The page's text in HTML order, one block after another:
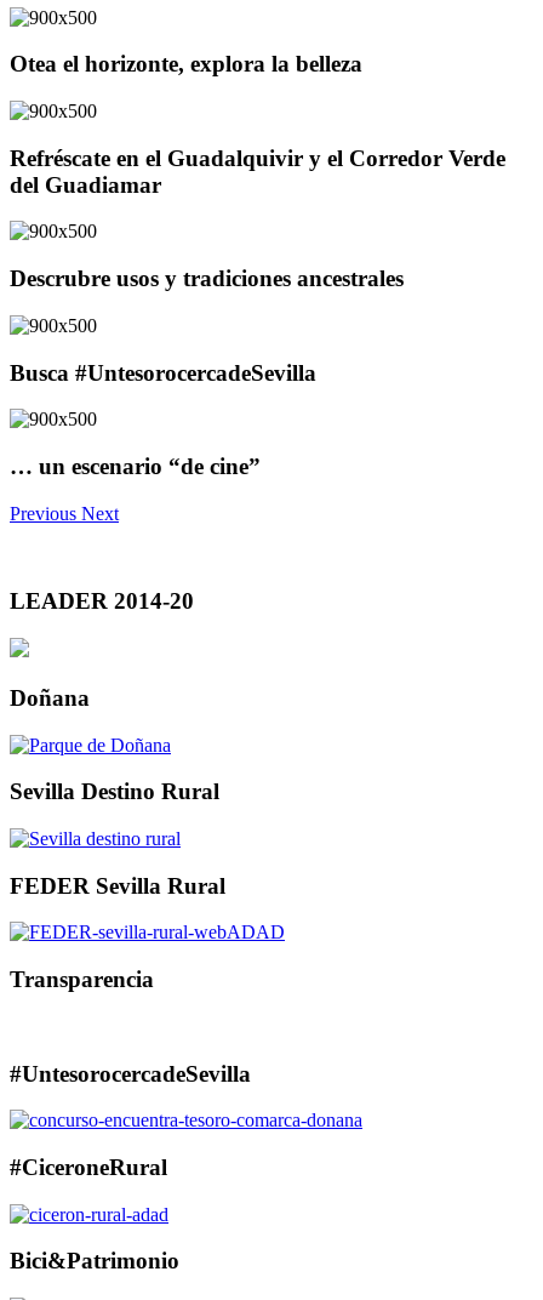
Otea el horizonte, explora la belleza
Refréscate en el Guadalquivir y el Corredor Verde
del Guadiamar
Descrubre usos y tradiciones ancestrales
Busca #UntesorocercadeSevilla
… un escenario “de cine”
Previous Next
LEADER 2014-20
Doñana
Sevilla Destino Rural
FEDER Sevilla Rural
Transparencia
#UntesorocercadeSevilla
#CiceroneRural
Bici&Patrimonio